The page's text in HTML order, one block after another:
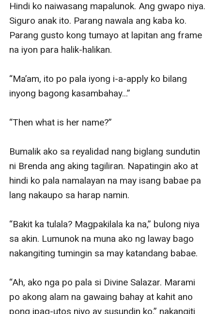
Hindi ko naiwasang mapalunok. Ang gwapo niya.
Siguro anak ito. Parang nawala ang kaba ko.
Parang gusto kong tumayo at lapitan ang frame
na iyon para halik-halikan.
“Ma’am, ito po pala iyong i-a-apply ko bilang
inyong bagong kasambahay...”
“Then what is her name?”
Bumalik ako sa reyalidad nang biglang sundutin
ni Brenda ang aking tagiliran. Napatingin ako at
hindi ko pala namalayan na may isang babae pa
lang nakaupo sa harap namin.
“Bakit ka tulala? Magpakilala ka na,” bulong niya
sa akin. Lumunok na muna ako ng laway bago
nakangiting tumingin sa may katandang babae.
“Ah, ako nga po pala si Divine Salazar. Marami
po akong alam na gawaing bahay at kahit ano
pong ipag-utos niyo ay susundin ko,” nakangiti